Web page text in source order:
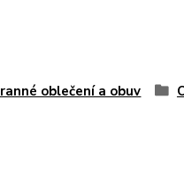
oblečení a obuv